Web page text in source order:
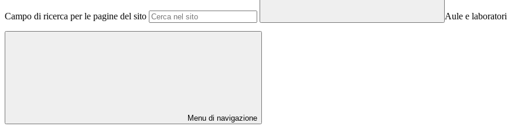
Campo di ricerca per le pagine del sito Aule e laboratori
Menu di navigazione